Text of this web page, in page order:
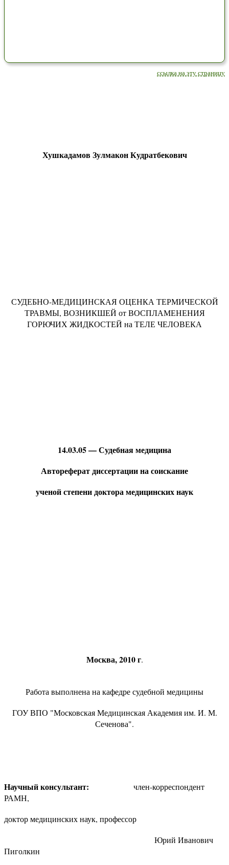
ссылка на эту страницу
Хушкадамов Зулмакон Кудратбекович
СУДЕБНО-МЕДИЦИНСКАЯ ОЦЕНКА ТЕРМИЧЕСКОЙ
ТРАВМЫ, ВОЗНИКШЕЙ от ВОСПЛАМЕНЕНИЯ
ГОРЮЧИХ ЖИДКОСТЕЙ на ТЕЛЕ ЧЕЛОВЕКА
14.03.05 — Судебная медицина
Автореферат диссертации на соискание
ученой степени доктора медицинских наук
Москва, 2010 г.
Работа выполнена на кафедре судебной медицины
ГОУ ВПО "Московская Медицинская Академия им. И. М.
Сеченова".
Научный консультант: член-корреспондент
РАМН,
доктор медицинских наук, профессор
Юрий Иванович
Пиголкин